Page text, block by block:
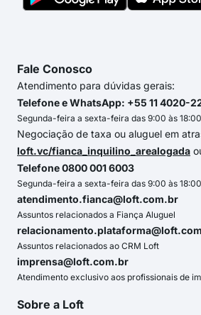
Fale Conosco
Atendimento para dúvidas gerais:
Telefone e WhatsApp: +55 11 4020-
Segunda-feira a sexta-feira das 9:00 às 18:00
Negociação de taxa ou aluguel em
loft.vc/fianca_inquilino_arealogada
Telefone 0800 001 6003
Segunda-feira a sexta-feira das 9:00 às 18:00
atendimento.fianca@loft.com.br
Assuntos relacionados a Fiança Aluguel
Assuntos relacionados ao CRM Loft
imprensa@loft.com.br
Atendimento exclusivo aos profissionais de
Sobre a Loft